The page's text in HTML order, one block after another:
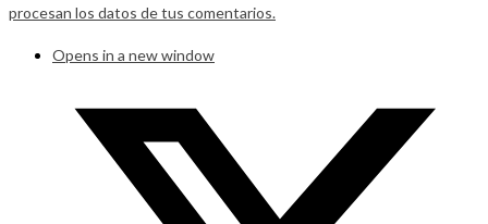
procesan los datos de tus comentarios.
Opens in a new window